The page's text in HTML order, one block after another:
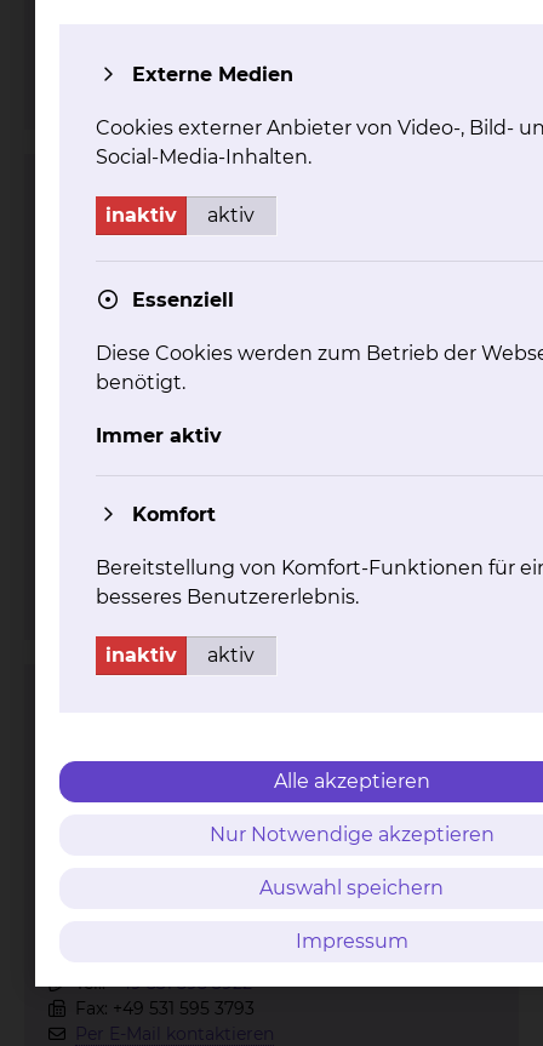
Kinder- & Jugendmedizin
Fichtengrund 1, 38126 Braunschweig
Tel.:+49 531 595 4909
Fax: +49 531 595 4914
mehr
Celler Straße 38, 38114 Braunschweig
Tel.:+49 531 595 3922
Fax: +49 531 595 3793
Per E-Mail kontaktieren
Externe Medien
Cookies externer Anbieter von Video-, Bild-
Social-Media-Inhalten.
inaktiv aktiv
Essenziell
Diese Cookies werden zum Betrieb der
benötigt.
Immer aktiv
Komfort
Bereitstellung von Komfort-Funktionen für
besseres Benutzererlebnis.
inaktiv aktiv
Alle akzeptieren
Nur Notwendige akzeptieren
Auswahl speichern
Impressum